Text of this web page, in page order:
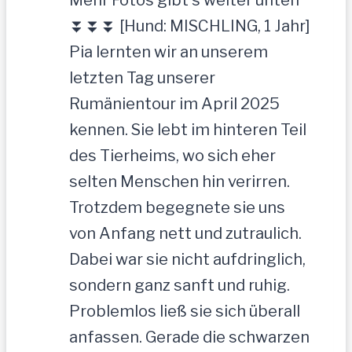
⏬⏬⏬ [Hund: MISCHLING, 1 Jahr]
Pia lernten wir an unserem
letzten Tag unserer
Rumänientour im April 2025
kennen. Sie lebt im hinteren Teil
des Tierheims, wo sich eher
selten Menschen hin verirren.
Trotzdem begegnete sie uns
von Anfang nett und zutraulich.
Dabei war sie nicht aufdringlich,
sondern ganz sanft und ruhig.
Problemlos ließ sie sich überall
anfassen. Gerade die schwarzen